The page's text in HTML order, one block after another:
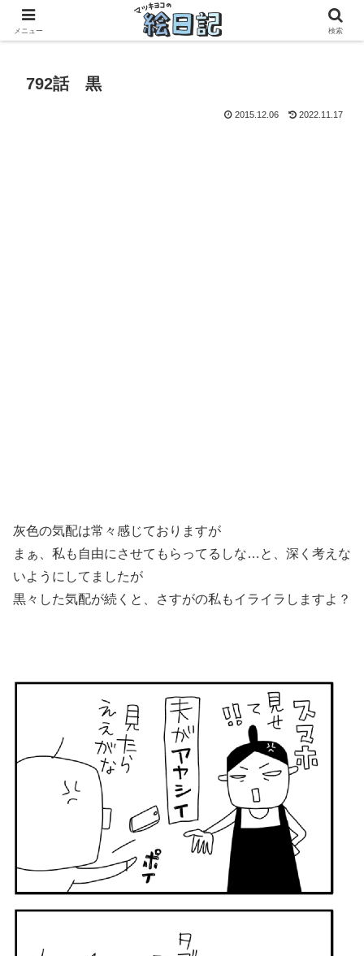
滋賀に移住した50代元主婦、フリーランス×パートの毎日
792話 黒
2015.12.06 2022.11.17
灰色の気配は常々感じておりますが
まぁ、私も自由にさせてもらってるしな…と、深く考えな
いようにしてましたが
黒々した気配が続くと、さすがの私もイライラしますよ？
メニュー 検索